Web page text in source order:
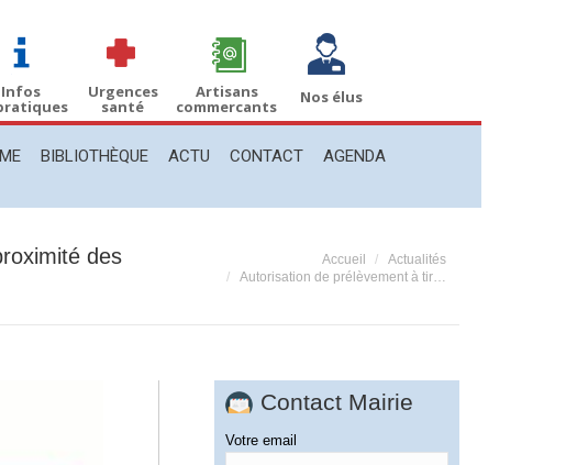
Infos Urgences
santé
Artisans
commercants Nos élus
BIBLIOTHÈQUE ACTU CONTACT AGENDA
des
Accueil
Actualités
Autorisation de prélèvement à tir…
Contact Mairie
Votre email
BIBLIOTHÈQUE CONTACT AGENDA